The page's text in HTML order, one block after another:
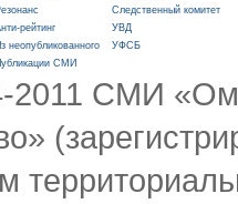
Следственный комитет
рейтинг
УВД
неопубликованного
УФСБ
СМИ
2011 СМИ